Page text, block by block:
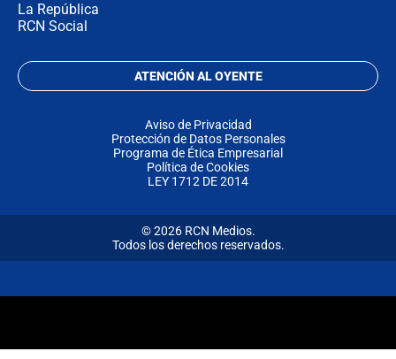
La República
RCN Social
ATENCIÓN AL OYENTE
Aviso de Privacidad
Protección de Datos Personales
Programa de Ética Empresarial
Política de Cookies
LEY 1712 DE 2014
© 2026 RCN Medios.
Todos los derechos reservados.